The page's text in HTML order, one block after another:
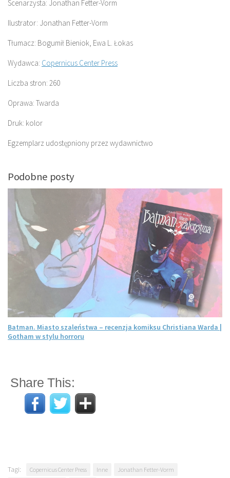
Scenarzysta: Jonathan Fetter-Vorm
Ilustrator: Jonathan Fetter-Vorm
Tłumacz: Bogumił Bieniok, Ewa L. Łokas
Wydawca: Copernicus Center Press
Liczba stron: 260
Oprawa: Twarda
Druk: kolor
Egzemplarz udostępniony przez wydawnictwo
Podobne posty
Batman. Miasto szaleństwa – recenzja komiksu Christiana Warda |
Gotham w stylu horroru
Share This:
Tagi: Copernicus Center Press Inne
Jonathan Fetter-Vorm